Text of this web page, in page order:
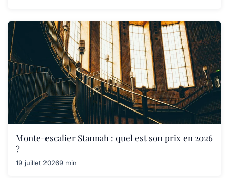
Monte-escalier Stannah : quel est son prix en 2026
?
19 juillet 20269 min